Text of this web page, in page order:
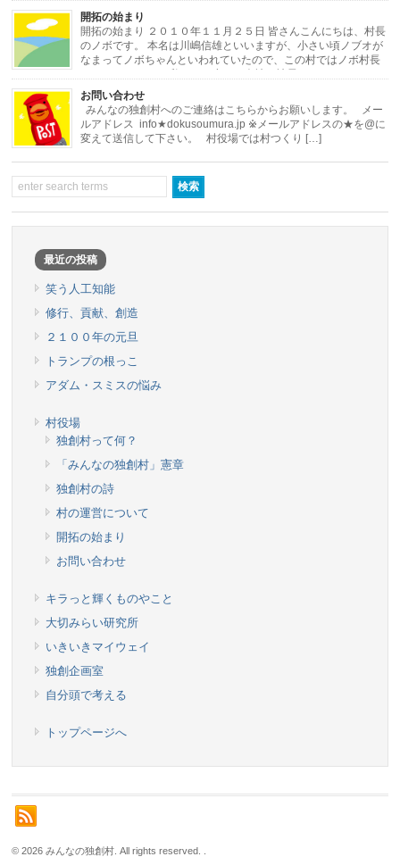
開拓の始まり
開拓の始まり ２０１０年１１月２５日 皆さんこんにちは、村長
のノボです。 本名は川嶋信雄といいますが、小さい頃ノブオが
なまってノボちゃんといわれていたので、この村ではノボ村長
にしました。 さて私はある小さな会社の社長をし […]
お問い合わせ
みんなの独創村へのご連絡はこちらからお願いします。 メー
ルアドレス info★dokusoumura.jp ※メールアドレスの★を@に
変えて送信して下さい。 村役場では村つくり […]
最近の投稿
笑う人工知能
修行、貢献、創造
２１００年の元旦
トランプの根っこ
アダム・スミスの悩み
村役場
独創村って何？
「みんなの独創村」憲章
独創村の詩
村の運営について
開拓の始まり
お問い合わせ
キラっと輝くものやこと
大切みらい研究所
いきいきマイウェイ
独創企画室
自分頭で考える
トップページへ
© 2026 みんなの独創村. All rights reserved.